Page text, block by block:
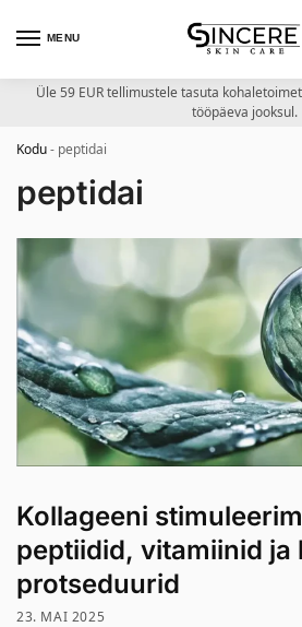
MENU
Üle 59 EUR tellimustele tasuta
tööpäeva jooksul.
Kodu- peptidai
peptidai
Kollageeni
peptiidid, vitamiinid ja
protseduurid
23. MAI 2025